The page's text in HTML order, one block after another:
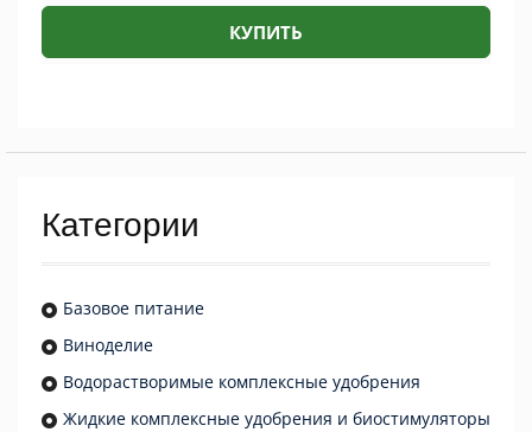
КУПИТЬ
Категории
Базовое питание
Виноделие
Водорастворимые комплексные удобрения
Жидкие комплексные удобрения и биостимуляторы